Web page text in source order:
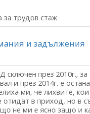
за трудов стаж
и задължения
през 2010г., за
и през 2014г. е
ми, че лихвите,
отидат в приход, но в
не ми е ясно защо и